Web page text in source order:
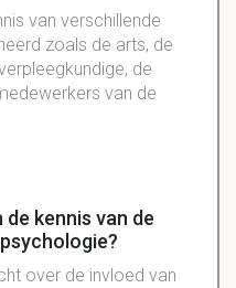
van verschillende
zoals de arts, de
de
van de
kennis van de
over de invloed van